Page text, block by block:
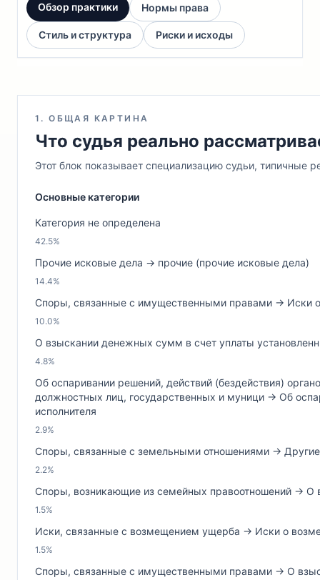
Обзор практики Нормы права
Стиль и структура Риски и исходы
1. ОБЩАЯ КАРТИНА
Что судья реально
Этот блок показывает специализацию судьи, типичные
Основные категории
Категория не определена
42.5%
Прочие исковые дела → прочие (прочие исковые дела)
14.4%
Споры, связанные с имущественными правами → Иски
10.0%
О взыскании денежных сумм в счет уплаты
4.8%
Об оспаривании решений, действий (бездействия)
должностных лиц, государственных и муници → Об
исполнителя
2.9%
Споры, связанные с земельными отношениями →
2.2%
Споры, возникающие из семейных правоотношений → О
1.5%
Иски, связанные с возмещением ущерба → Иски о
1.5%
Споры, связанные с имущественными правами → О